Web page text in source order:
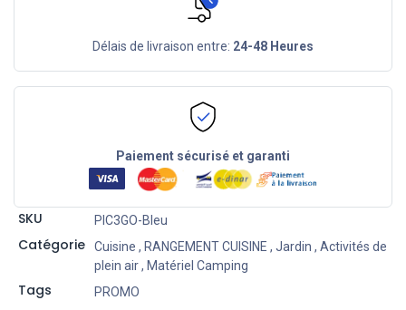
Délais de livraison entre: 24-48 Heures
Paiement sécurisé et garanti
SKU PIC3GO-Bleu
Catégorie Cuisine , RANGEMENT CUISINE , Jardin , Activités de
plein air, Matériel Camping
Tags PROMO